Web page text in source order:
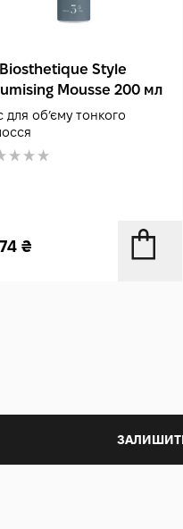
Biosthetique Style
Mousse 200 мл
для обʼєму тонкого
₴